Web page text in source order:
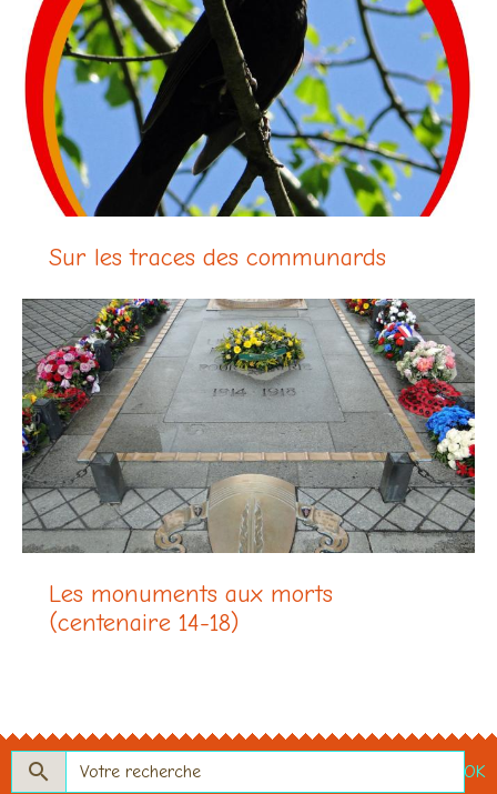
Sur les traces des communards
Les monuments aux morts
(centenaire 14-18)
OK